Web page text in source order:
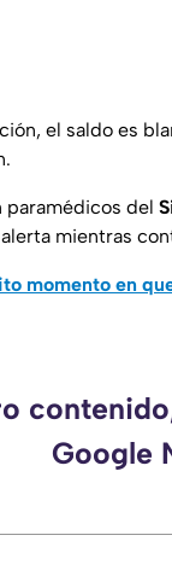
el saldo es
paramédicos del
mientras
momento en
Google